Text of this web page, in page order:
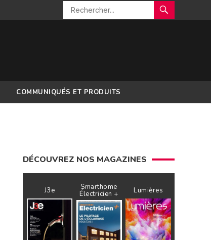
COMMUNIQUÉS ET PRODUITS
DÉCOUVREZ NOS MAGAZINES
J3e Smarthome
Électricien + Lumières